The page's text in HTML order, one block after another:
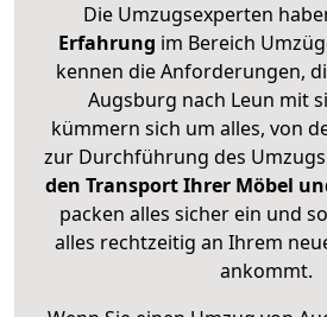
Die Umzugsexperten
Erfahrung im Bereich
kennen die Anforderungen,
Augsburg nach Leun mit
kümmern sich um alles, von
zur Durchführung des
den Transport Ihrer Möbel
packen alles sicher ein und
alles rechtzeitig an Ihrem
ankommt.